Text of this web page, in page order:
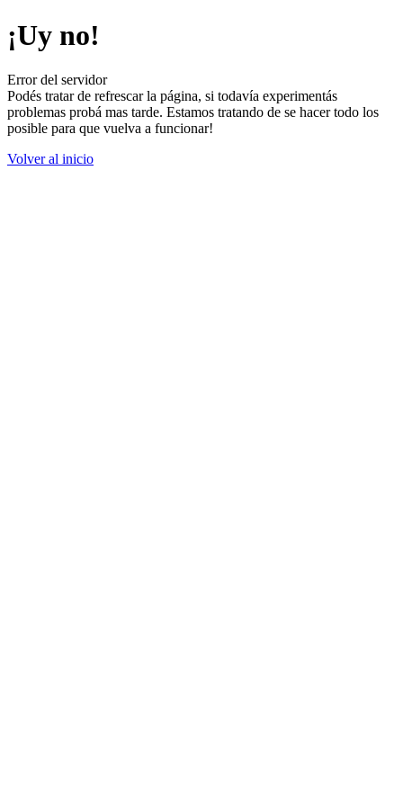
¡Uy no!
Error del servidor
Podés tratar de refrescar la página, si todavía experimentás
problemas probá mas tarde. Estamos tratando de se hacer todo los
posible para que vuelva a funcionar!
Volver al inicio